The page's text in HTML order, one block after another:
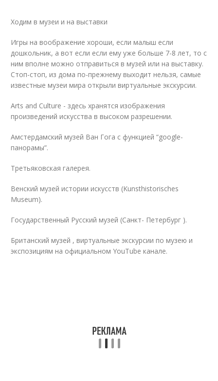
Ходим в музеи и на выставки
Игры на воображение хороши, если малыш если
дошкольник, а вот если если ему уже больше 7-8 лет, то с
ним вполне можно отправиться в музей или на выставку.
Стоп-стоп, из дома по-прежнему выходит нельзя, самые
известные музеи мира открыли виртуальные экскурсии.
Arts and Culture - здесь хранятся изображения
произведений искусства в высоком разрешении.
Амстердамский музей Ван Гога с функцией “google-
панорамы”.
Третьяковская галерея.
Венский музей истории искусств (Kunsthistorisches
Museum).
Государственный Русский музей (Санкт- Петербург ).
Британский музей , виртуальные экскурсии по музею и
экспозициям на официальном YouTube канале.